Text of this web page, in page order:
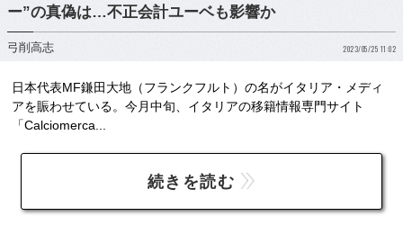
ー”の真偽は…不正会計ユーベも影響か
弓削高志 2023/05/25 11:02
日本代表MF鎌田大地（フランクフルト）の名がイタリア・メディ
アを賑わせている。今月中旬、イタリアの移籍情報専門サイト
「Calciomerca...
続きを読む